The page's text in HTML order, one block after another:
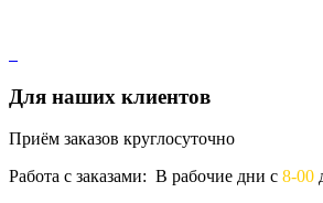
Для наших клиентов
Приём заказов круглосуточно
Работа с заказами: В рабочие дни с 8-00